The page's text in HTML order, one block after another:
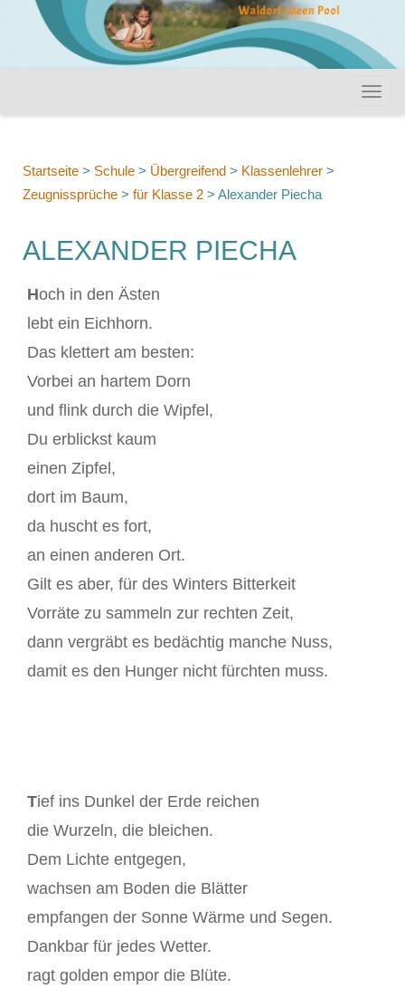
Startseite > Schule > Übergreifend > Klassenlehrer >
Zeugnissprüche > für Klasse 2 > Alexander Piecha
ALEXANDER PIECHA
Hoch in den Ästen
lebt ein Eichhorn.
Das klettert am besten:
Vorbei an hartem Dorn
und flink durch die Wipfel,
Du erblickst kaum
einen Zipfel,
dort im Baum,
da huscht es fort,
an einen anderen Ort.
Gilt es aber, für des Winters Bitterkeit
Vorräte zu sammeln zur rechten Zeit,
dann vergräbt es bedächtig manche Nuss,
damit es den Hunger nicht fürchten muss.
Tief ins Dunkel der Erde reichen
die Wurzeln, die bleichen.
Dem Lichte entgegen,
wachsen am Boden die Blätter
empfangen der Sonne Wärme und Segen.
Dankbar für jedes Wetter.
ragt golden empor die Blüte.